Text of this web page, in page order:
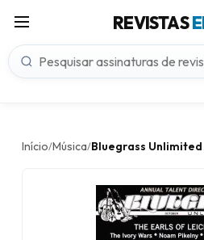
REVISTAS
Início/Música/Bluegrass